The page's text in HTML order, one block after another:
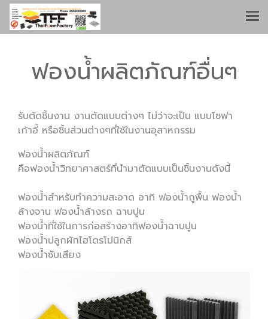
ฟองน้ำผลิตภัณฑ์อื่นๆ
รับตัดชิ้นงาน งานตัดแบบต่างๆ ไม่ว่าจะเป็น แบบโซฟา
เก้าอี้ หรือชิ้นส่วนต่างๆที่ใช้ในงานอุสาหกรรม
ฟองน้ำผลิตภัณฑ์
คือฟองน้ำวิทยาศาสตร์ที่นำมาตัดแบบเป็นชิ้นงานดังนี้
ฟองน้ำสำหรับทำความสะอาด อาทิ ฟองน้ำถูพื้น ฟองน้ำ
ล้างจาน ฟองน้ำล้างรถ ฉาบปูน
ฟองน้ำที่ใช้ในการก่อสร้างอาทิฟองน้ำฉาบปูน
ฟองน้ำปลูกผักไฮโดรโปนิกส์
ฟองน้ำซับเสียง